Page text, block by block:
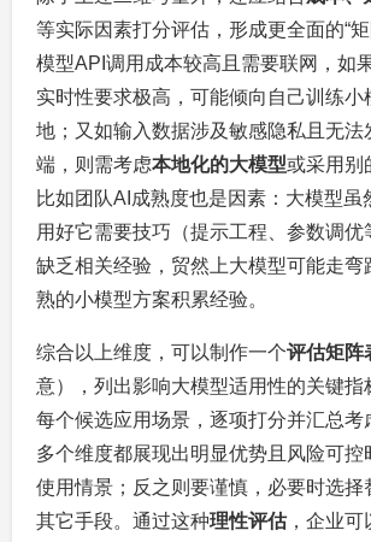
等实际因素打分评估，形成更全面的“
模型API调用成本较高且需要联网，如
实时性要求极高，可能倾向自己训练小
地；又如输入数据涉及敏感隐私且无法
端，则需考虑本地化的大模型或采用别
比如团队AI成熟度也是因素：大模型虽
用好它需要技巧（提示工程、参数调优
缺乏相关经验，贸然上大模型可能走弯
熟的小模型方案积累经验。
综合以上维度，可以制作一个评估矩阵
意），列出影响大模型适用性的关键指
每个候选应用场景，逐项打分并汇总考
多个维度都展现出明显优势且风险可控
使用情景；反之则要谨慎，必要时选择
其它手段。通过这种理性评估，企业可